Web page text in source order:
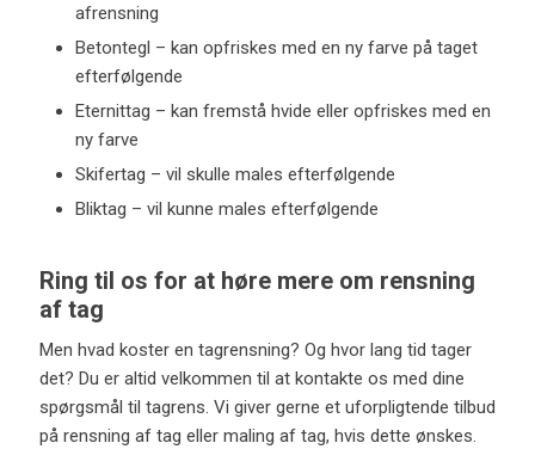
afrensning
Betontegl – kan opfriskes med en ny farve på taget
efterfølgende
Eternittag – kan fremstå hvide eller opfriskes med en
ny farve
Skifertag – vil skulle males efterfølgende
Bliktag – vil kunne males efterfølgende
Ring til os for at høre mere om rensning
af tag
Men hvad koster en tagrensning? Og hvor lang tid tager
det? Du er altid velkommen til at kontakte os med dine
spørgsmål til tagrens. Vi giver gerne et uforpligtende tilbud
på rensning af tag eller maling af tag, hvis dette ønskes.